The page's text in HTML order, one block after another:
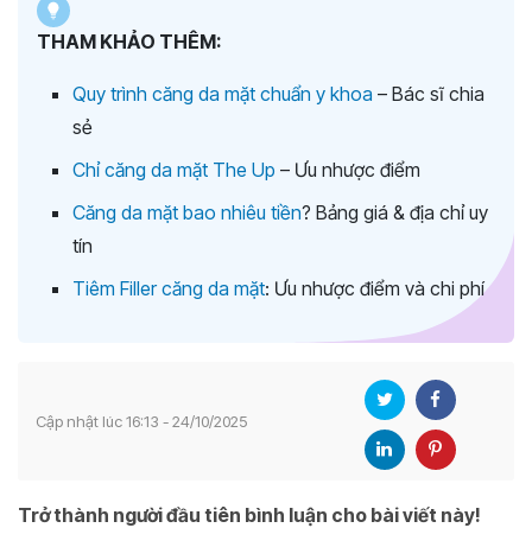
THAM KHẢO THÊM:
Quy trình căng da mặt chuẩn y khoa – Bác sĩ chia
sẻ
Chỉ căng da mặt The Up – Ưu nhược điểm
Căng da mặt bao nhiêu tiền? Bảng giá & địa chỉ uy
tín
Tiêm Filler căng da mặt: Ưu nhược điểm và chi phí
Cập nhật lúc 16:13 - 24/10/2025
Trở thành người đầu tiên bình luận cho bài viết này!